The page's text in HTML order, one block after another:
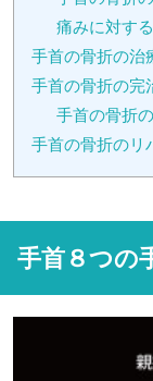
痛みに対す
手首の骨折の治
手首の骨折の
手首の骨折
手首の骨折のリ
手首８つの